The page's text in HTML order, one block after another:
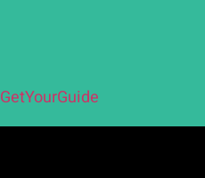
GetYourGuide